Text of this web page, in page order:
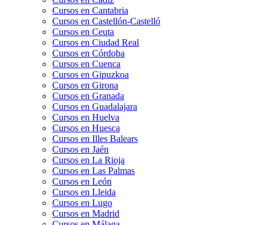
Cursos en Cantabria
Cursos en Castellón-Castelló
Cursos en Ceuta
Cursos en Ciudad Real
Cursos en Córdoba
Cursos en Cuenca
Cursos en Gipuzkoa
Cursos en Girona
Cursos en Granada
Cursos en Guadalajara
Cursos en Huelva
Cursos en Huesca
Cursos en Illes Balears
Cursos en Jaén
Cursos en La Rioja
Cursos en Las Palmas
Cursos en León
Cursos en Lleida
Cursos en Lugo
Cursos en Madrid